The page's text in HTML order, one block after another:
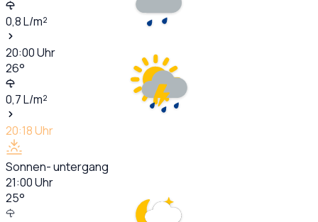
0,8L/m²
20:00Uhr
26°
0,7L/m²
20:18Uhr
Sonnen- untergang
21:00Uhr
25°